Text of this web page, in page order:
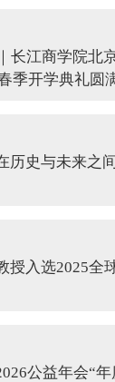
长江商学院北
季开学典礼圆
历史与未来之
授入选2025全
公益年会“